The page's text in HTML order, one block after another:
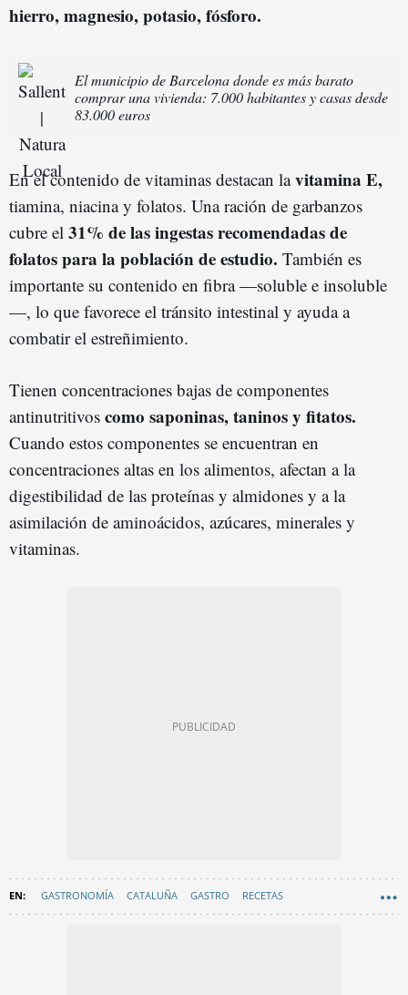
hierro, magnesio, potasio, fósforo.
El municipio de Barcelona donde es más barato
comprar una vivienda: 7.000 habitantes y casas desde
83.000 euros
En el contenido de vitaminas destacan lavitamina E,
tiamina, niacina y folatos. Una ración de garbanzos
cubre el 31% de las ingestas recomendadas de
folatos para la población de estudio. También es
importante su contenido en fibra —soluble e insoluble
—, lo que favorece el tránsito intestinal y ayuda a
combatir el estreñimiento.
Tienen concentraciones bajas de componentes
antinutritivos como saponinas, taninos y fitatos.
Cuando estos componentes se encuentran en
concentraciones altas en los alimentos, afectan a la
digestibilidad de las proteínas y almidones y a la
asimilación de aminoácidos, azúcares, minerales y
vitaminas.
GASTRONOMÍA CATALUÑA GASTRO RECETAS